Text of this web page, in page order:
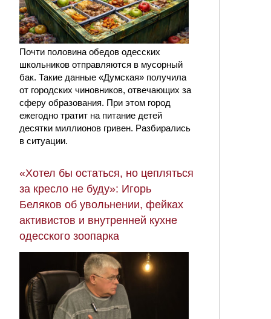
Почти половина обедов одесских
школьников отправляются в мусорный
бак. Такие данные «Думская» получила
от городских чиновников, отвечающих за
сферу образования. При этом город
ежегодно тратит на питание детей
десятки миллионов гривен. Разбирались
в ситуации.
«Хотел бы остаться, но цепляться
за кресло не буду»: Игорь
Беляков об увольнении, фейках
активистов и внутренней кухне
одесского зоопарка